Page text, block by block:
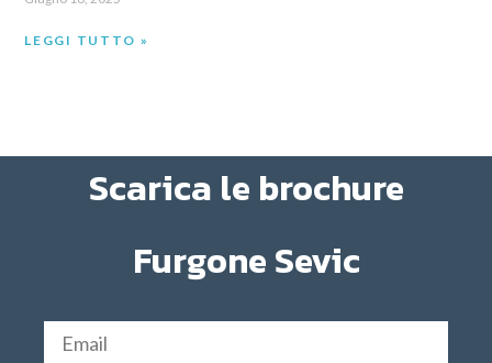
LEGGI TUTTO »
Scarica le brochure
Furgone Sevic